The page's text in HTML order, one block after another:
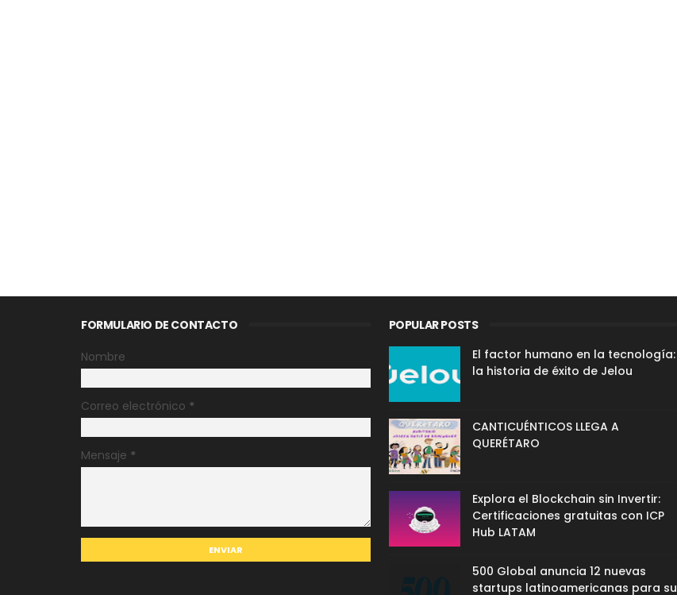
FORMULARIO DE CONTACTO
Nombre
Correo electrónico *
Mensaje *
POPULAR POSTS
El factor humano en la tecnología:
la historia de éxito de Jelou
CANTICUÉNTICOS LLEGA A
QUERÉTARO
Explora el Blockchain sin Invertir:
Certificaciones gratuitas con ICP
Hub LATAM
500 Global anuncia 12 nuevas
startups latinoamericanas para su